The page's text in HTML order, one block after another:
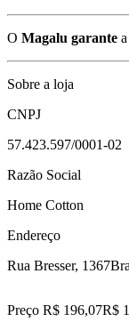
O Magalu garante
Sobre a loja
CNPJ
57.423.597/0001-02
Razão Social
Home Cotton
Endereço
Rua Bresser, 1367
Preço R$ 196,07R$